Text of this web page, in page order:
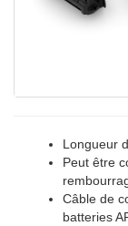
Longueur
Peut être
Câble de
batteries